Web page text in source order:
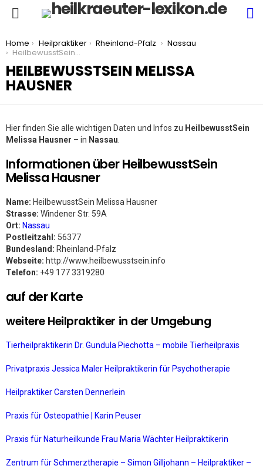
You are here:
Home Heilpraktiker Rheinland-Pfalz
Nassau
HeilbewusstSein Melissa Hausner
HEILBEWUSSTSEIN MELISSA
HAUSNER
Hier finden Sie alle wichtigen Daten und Infos zu HeilbewusstSein
Melissa Hausner – in Nassau
Informationen über HeilbewusstSein
Melissa Hausner
Name: HeilbewusstSein Melissa Hausner
Strasse: Windener Str. 59A
Ort: Nassau
Postleitzahl: 56377
Bundesland: Rheinland-Pfalz
Webseite: http://www.heilbewusstsein.info
Telefon: +49 177 3319280
auf der Karte
weitere Heilpraktiker in der Umgebung
Tierheilpraktikerin Dr. Gundula Piechotta – mobile Tierheilpraxis
Privatpraxis Jessica Maler Heilpraktikerin für Psychotherapie
Heilpraktiker Carsten Dennerlein
Praxis für Osteopathie | Karin Peuser
Praxis für Naturheilkunde Frau Maria Wächter Heilpraktikerin
Zentrum für Schmerztherapie – Simon Gilljohann – Heilpraktiker –